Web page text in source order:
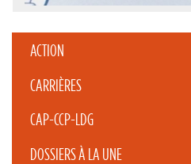
ACTION
CARRIÈRES
CAP-CCP-LDG
DOSSIERS À LA UNE